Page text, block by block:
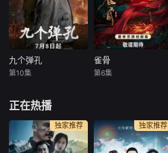
径庭的性格让李中
原和袁胜男在两人
的婚姻生活中遇到
了很多的困难，也
产生了很多的矛
盾，最终，对感情
而，李中原和
人摘折，在势力交
错的局势下与东宫
储君萧华雍（何与
饰）相知携手，互
相拨开对方身上的
重重迷雾，从互相
九个弹孔
年少的李凤林在遭
逢家破人亡巨变后
投身革命武装，因
作战有勇有谋，得
九个弹孔
第10集
雀骨
缘。心狠手辣的铁
面将军强娶财迷机
关太傅千金，从契
雀骨
第6集
正在热播
独家推荐 独家推荐